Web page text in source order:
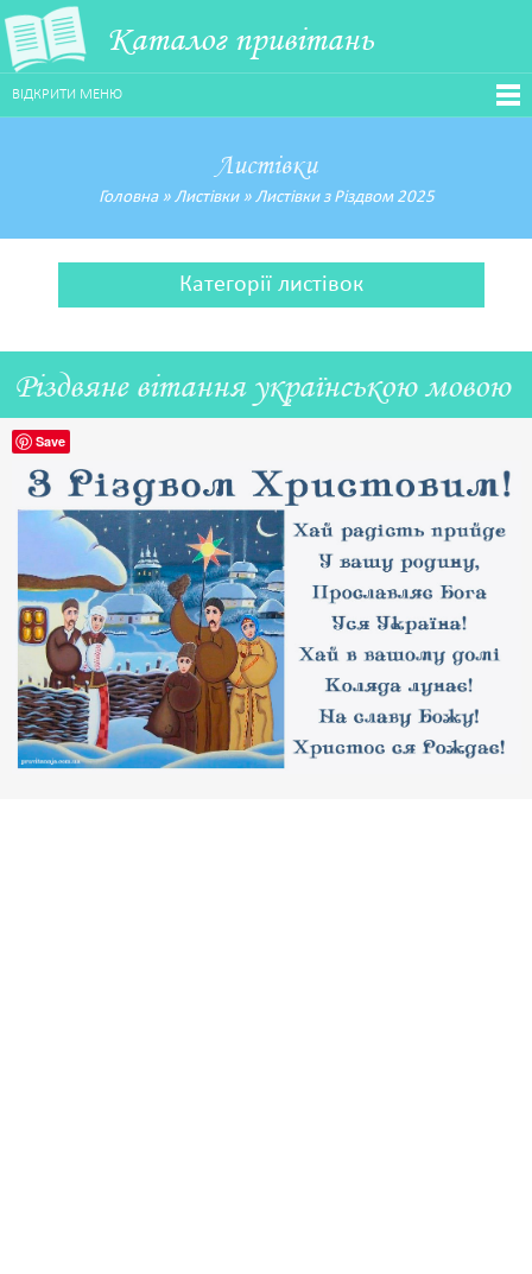
Каталог привітань
ВІДКРИТИ МЕНЮ
Листівки
Головна» Листівки» Листівки з Різдвом 2025
Категорії листівок
Різдвяне вітання українською мовою
Save